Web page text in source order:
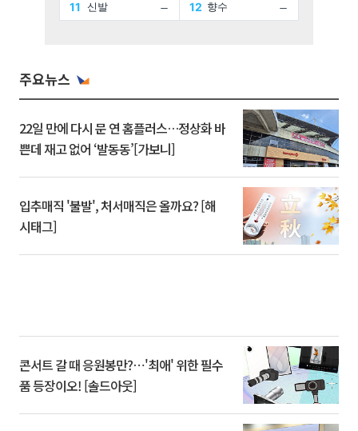
주요뉴스
22일 만에 다시 문 연 홈플러스…정상화 바
쁜데 재고 없어 ‘발동동’[가보니]
입추매직 '불발', 처서매직은 올까요? [해
시태그]
콘서트 갈 때 응원봉만?⋯'최애' 위한 필수
품 등장이오! [솔드아웃]